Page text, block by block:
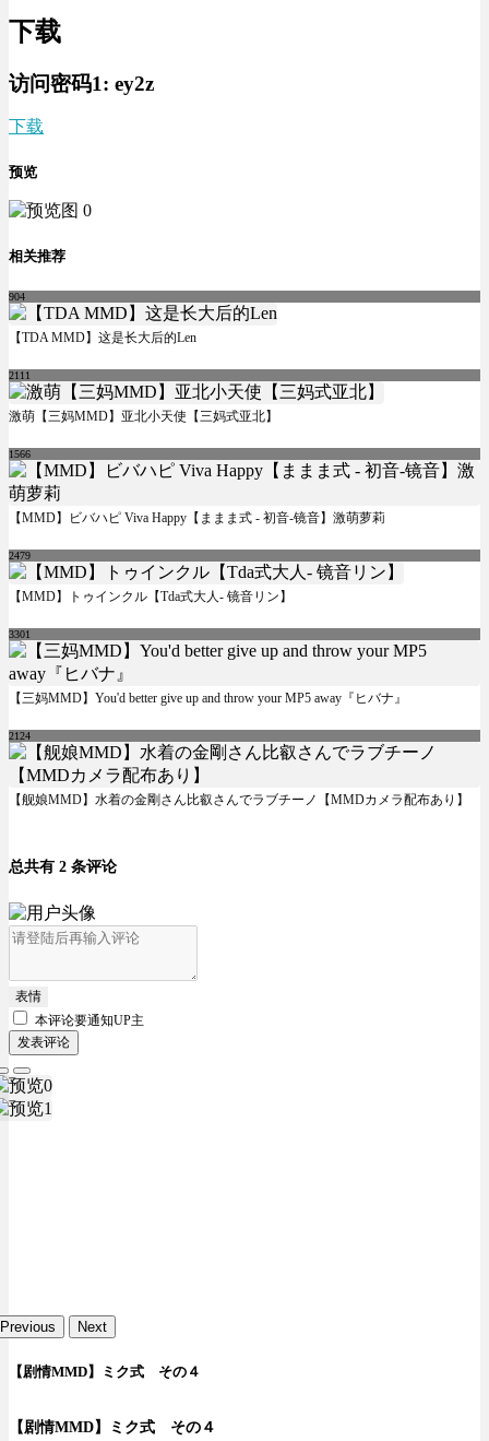
下载
访问密码1: ey2z
下载
预览
相关推荐
904
【TDA MMD】这是长大后的Len
2111
激萌【三妈MMD】亚北小天使【三妈式亚北】
1566
【MMD】ビバハピ Viva Happy【ままま式 - 初音-镜音】激萌萝莉
2479
【MMD】トゥインクル【Tda式大人- 镜音リン】
3301
【三妈MMD】You'd better give up and throw your MP5 away『ヒバナ』
2124
【舰娘MMD】水着の金剛さん比叡さんでラブチーノ【MMDカメラ配布あり】
总共有 2 条评论
表情
本评论要通知UP主
发表评论
Previous Next
【剧情MMD】ミク式 その４
【剧情MMD】ミク式 その４